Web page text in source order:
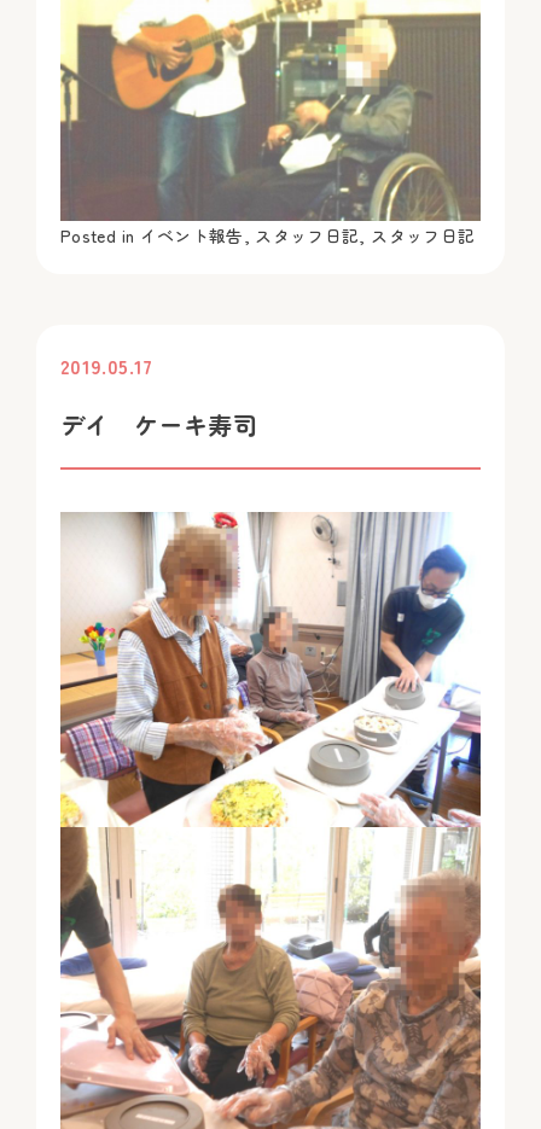
Posted in イベント報告 スタッフ日記 スタッフ日記
2019.05.17
デイ ケーキ寿司